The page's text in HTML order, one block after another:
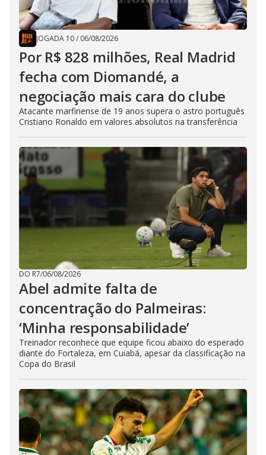
JOGADA 10/ 06/08/2026
Por R$ 828 milhões, Real Madrid
fecha com Diomandé, a
negociação mais cara do clube
Atacante marfinense de 19 anos supera o astro português
Cristiano Ronaldo em valores absolutos na transferência
DO R7/06/08/2026
Abel admite falta de
concentração do Palmeiras:
‘Minha responsabilidade’
Treinador reconhece que equipe ficou abaixo do esperado
diante do Fortaleza, em Cuiabá, apesar da classificação na
Copa do Brasil